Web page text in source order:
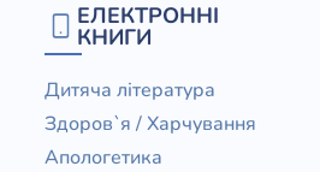
ЕЛЕКТРОННІ
КНИГИ
Дитяча література
Здоров`я / Харчування
Апологетика